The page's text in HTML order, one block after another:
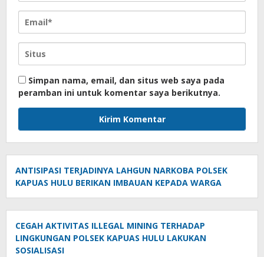
Simpan nama, email, dan situs web saya pada
peramban ini untuk komentar saya berikutnya.
ANTISIPASI TERJADINYA LAHGUN NARKOBA POLSEK
KAPUAS HULU BERIKAN IMBAUAN KEPADA WARGA
CEGAH AKTIVITAS ILLEGAL MINING TERHADAP
LINGKUNGAN POLSEK KAPUAS HULU LAKUKAN
SOSIALISASI